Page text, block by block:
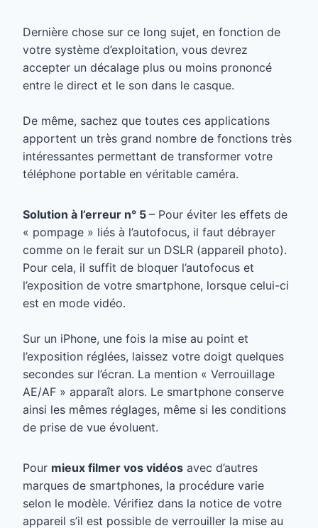
Dernière chose sur ce long sujet, en fonction de
votre système d’exploitation, vous devrez
accepter un décalage plus ou moins prononcé
entre le direct et le son dans le casque.
De même, sachez que toutes ces applications
apportent un très grand nombre de fonctions très
intéressantes permettant de transformer votre
téléphone portable en véritable caméra.
Solution à l’erreur n° 5 – Pour éviter les effets de
« pompage » liés à l’autofocus, il faut débrayer
comme on le ferait sur un DSLR (appareil photo).
Pour cela, il suffit de bloquer l’autofocus et
l’exposition de votre smartphone, lorsque celui-ci
est en mode vidéo.
Sur un iPhone, une fois la mise au point et
l’exposition réglées, laissez votre doigt quelques
secondes sur l’écran. La mention « Verrouillage
AE/AF » apparaît alors. Le smartphone conserve
ainsi les mêmes réglages, même si les conditions
de prise de vue évoluent.
Pour mieux filmer vos vidéos avec d’autres
marques de smartphones, la procédure varie
selon le modèle. Vérifiez dans la notice de votre
appareil s’il est possible de verrouiller la mise au